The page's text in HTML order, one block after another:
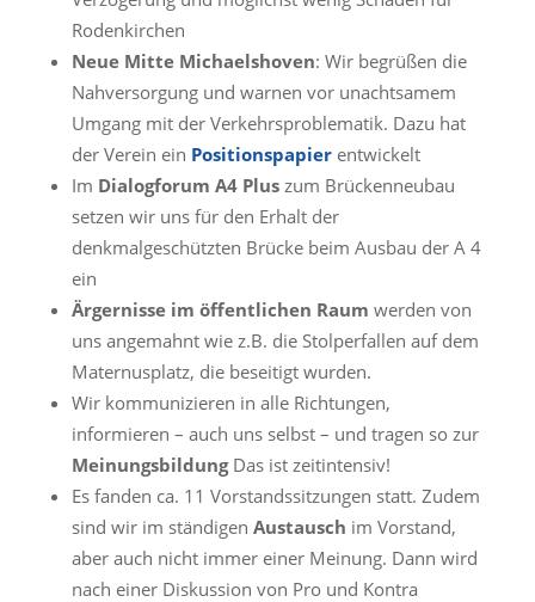
Rodenkirchen
Neue Mitte Michaelshoven: Wir begrüßen die
Nahversorgung und warnen vor unachtsamem
Umgang mit der Verkehrsproblematik. Dazu hat
der Verein ein Positionspapierentwickelt
Im Dialogforum A4 Pluszum Brückenneubau
setzen wir uns für den Erhalt der
denkmalgeschützten Brücke beim Ausbau der A 4
ein
Ärgernisse im öffentlichen Raum werden von
uns angemahnt wie z.B. die Stolperfallen auf dem
Maternusplatz, die beseitigt wurden.
Wir kommunizieren in alle Richtungen,
informieren – auch uns selbst – und tragen so zur
MeinungsbildungDas ist zeitintensiv!
Es fanden ca. 11 Vorstandssitzungen statt. Zudem
sind wir im ständigen Austausch im Vorstand,
aber auch nicht immer einer Meinung. Dann wird
nach einer Diskussion von Pro und Kontra